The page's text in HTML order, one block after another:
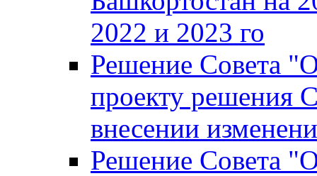
2022 и 2023 го
Решение Совета
проекту решения
внесении
Решение Совета